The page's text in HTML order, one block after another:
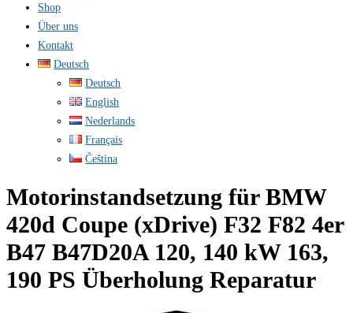
Shop
Über uns
Kontakt
Deutsch
Deutsch
English
Nederlands
Français
Čeština
Motorinstandsetzung für BMW
420d Coupe (xDrive) F32 F82 4er
B47 B47D20A 120, 140 kW 163,
190 PS Überholung Reparatur